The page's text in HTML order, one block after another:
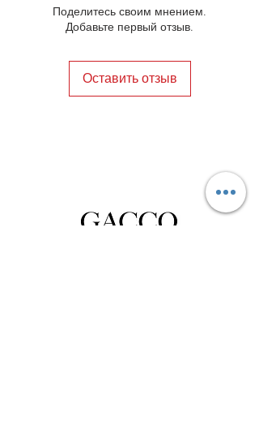
Поделитесь своим мнением.
Добавьте первый отзыв.
Оставить отзыв